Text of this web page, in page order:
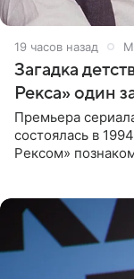
19 часов назад
Загадка
Рекса» один
Премьера
состоялась в
Рексом»